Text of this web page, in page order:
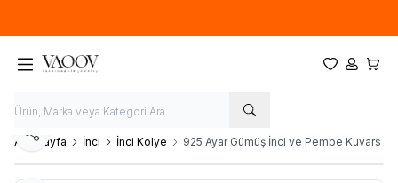
Favorilerim
Hesabım
Ana Sayfa İnci İnci Kolye 925 Ayar Gümüş İnci ve Pembe Kuvars
Paylaş